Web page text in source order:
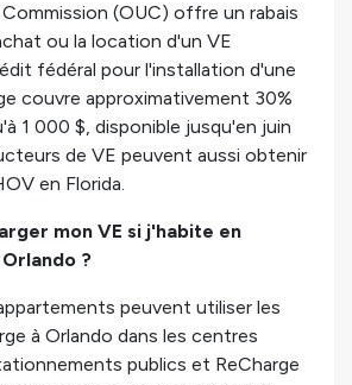
(OUC) offre un rabais
ou la location d'un VE
fédéral pour l'installation d'une
couvre approximativement 30%
1 000 $, disponible jusqu'en juin
de VE peuvent aussi obtenir
en Florida.
mon VE si j'habite en
?
peuvent utiliser les
à Orlando dans les centres
publics et ReCharge